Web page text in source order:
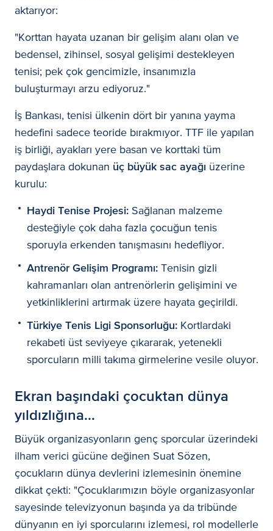
aktarıyor:
"Korttan hayata uzanan bir gelişim alanı olan ve
bedensel, zihinsel, sosyal gelişimi destekleyen
tenisi; pek çok gencimizle, insanımızla
buluşturmayı arzu ediyoruz."
İş Bankası, tenisi ülkenin dört bir yanına yayma
hedefini sadece teoride bırakmıyor. TTF ile yapılan
iş birliği, ayakları yere basan ve korttaki tüm
paydaşlara dokunan üç büyük sac ayağı üzerine
kurulu:
Haydi Tenise Projesi: Sağlanan malzeme
desteğiyle çok daha fazla çocuğun tenis
sporuyla erkenden tanışmasını hedefliyor.
Antrenör Gelişim Programı: Tenisin gizli
kahramanları olan antrenörlerin gelişimini ve
yetkinliklerini artırmak üzere hayata geçirildi.
Türkiye Tenis Ligi Sponsorluğu: Kortlardaki
rekabeti üst seviyeye çıkararak, yetenekli
sporcuların milli takıma girmelerine vesile oluyor.
Ekran başındaki çocuktan dünya
yıldızlığına...
Büyük organizasyonların genç sporcular üzerindeki
ilham verici gücüne değinen Suat Sözen,
çocukların dünya devlerini izlemesinin önemine
dikkat çekti: "Çocuklarımızın böyle organizasyonlar
sayesinde televizyonun başında ya da tribünde
dünyanın en iyi sporcularını izlemesi, rol modellerle